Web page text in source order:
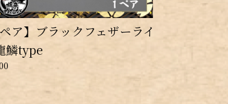
ペア】ブラックフェザーライ
鱗type